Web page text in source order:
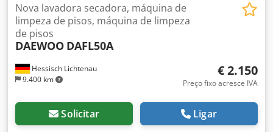
Hessisch Lichtenau
9.400 km
Nova lavadora secadora, máquina de
limpeza de pisos, máquina de limpeza
de pisos
DAEWOO DAFL50A
€ 2.150
Preço fixo acresce IVA
Solicitar Ligar